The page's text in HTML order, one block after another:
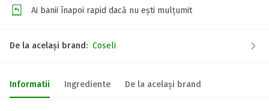
Ai banii înapoi rapid dacă nu ești mulțumit
De la același brand: Coseli
Informatii Ingrediente De la același brand